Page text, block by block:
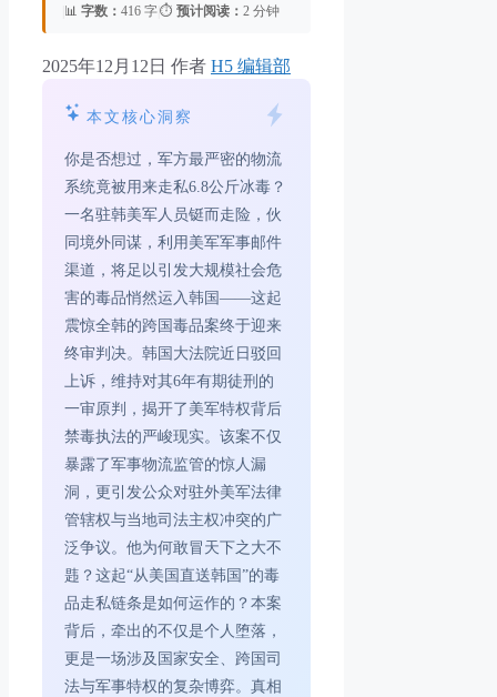
📊 字数： 416 字⏱️ 预计阅读： 2 分钟
2025年12月12日 作者 H5 编辑部
本文核心洞察
你是否想过，军方最严密的物流
系统竟被用来走私6.8公斤冰毒？
一名驻韩美军人员铤而走险，伙
同境外同谋，利用美军军事邮件
渠道，将足以引发大规模社会危
害的毒品悄然运入韩国——这起
震惊全韩的跨国毒品案终于迎来
终审判决。韩国大法院近日驳回
上诉，维持对其6年有期徒刑的
一审原判，揭开了美军特权背后
禁毒执法的严峻现实。该案不仅
暴露了军事物流监管的惊人漏
洞，更引发公众对驻外美军法律
管辖权与当地司法主权冲突的广
泛争议。他为何敢冒天下之大不
韪？这起“从美国直送韩国”的毒
品走私链条是如何运作的？本案
背后，牵出的不仅是个人堕落，
更是一场涉及国家安全、跨国司
法与军事特权的复杂博弈。真相